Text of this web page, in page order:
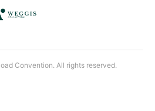
Convention. All rights reserved.